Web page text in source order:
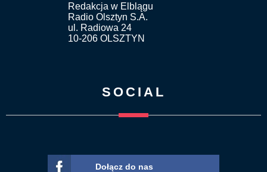
Redakcja w Elblągu
Radio Olsztyn S.A.
ul. Radiowa 24
10-206 OLSZTYN
SOCIAL
Dołącz do nas